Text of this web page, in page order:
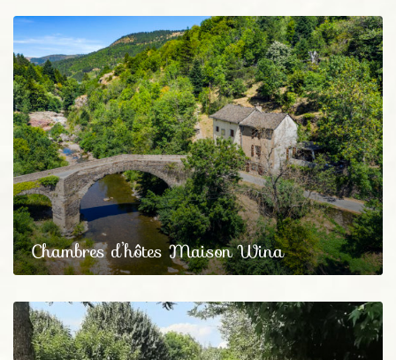
Chambres d’hôtes Maison Wina